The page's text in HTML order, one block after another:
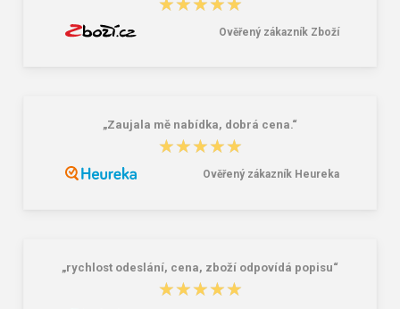
★★★★★
★★★★★
Ověřený zákazník Zboží
„Zaujala mě nabídka, dobrá cena.“
★★★★★
★★★★★
Ověřený zákazník Heureka
„rychlost odeslání, cena, zboží odpovídá popisu“
★★★★★
★★★★★